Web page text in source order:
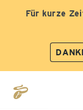
Für kurze